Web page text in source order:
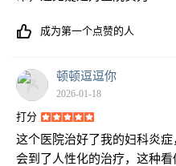
成为第一个点赞的人
顿顿逗逗你
2026-01-18
打分
这个医院治好了我的妇科炎
会到了人性化的治疗，这种